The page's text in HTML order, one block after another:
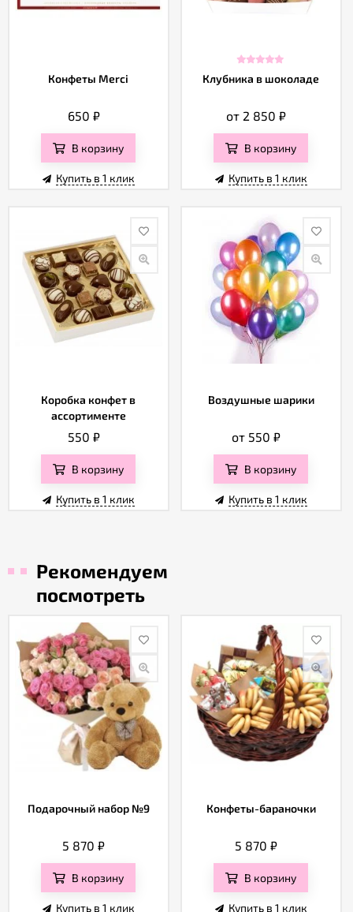
Конфеты Merci
650 ₽
В корзину
Купить в 1 клик
Клубника в шоколаде
от 2 850₽
В корзину
Купить в 1 клик
Коробка конфет в
ассортименте
550 ₽
В корзину
Купить в 1 клик
Воздушные шарики
от 550₽
В корзину
Купить в 1 клик
Рекомендуем
посмотреть
Подарочный набор №9
5 870₽
В корзину
Купить в 1 клик
Конфеты-бараночки
5 870₽
В корзину
Купить в 1 клик